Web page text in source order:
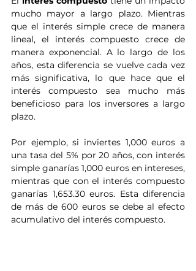
mucho mayor a largo plazo. Mientras
que el interés simple crece de manera
lineal, el interés compuesto crece de
manera exponencial. A lo largo de los
años, esta diferencia se vuelve cada vez
más significativa, lo que hace que el
interés compuesto sea mucho más
beneficioso para los inversores a largo
plazo.
Por ejemplo, si inviertes 1,000 euros a
una tasa del 5% por 20 años, con interés
simple ganarías 1,000 euros en intereses,
mientras que con el interés compuesto
ganarías 1,653.30 euros. Esta diferencia
de más de 600 euros se debe al efecto
acumulativo del interés compuesto.